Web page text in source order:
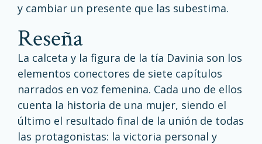
y cambiar un presente que las subestima.
reseña
La calceta y la figura de la tía Davinia son los
elementos conectores de siete capítulos
narrados en voz femenina. Cada uno de ellos
cuenta la historia de una mujer, siendo el
último el resultado final de la unión de todas
las protagonistas: la victoria personal y